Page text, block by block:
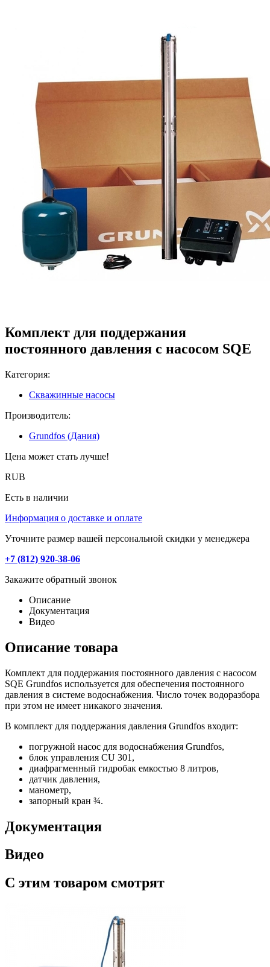
Комплект для поддержания
постоянного давления с насосом SQE
Категория:
Скважинные насосы
Производитель:
Grundfos (Дания)
Цена может стать лучше!
RUB
Есть в наличии
Информация о доставке и оплате
Уточните размер вашей персональной скидки у менеджера
+7 (812) 920-38-06
Закажите обратный звонок
Описание
Документация
Видео
Описание товара
Комплект для поддержания постоянного давления с насосом
SQE Grundfos используется для обеспечения постоянного
давления в системе водоснабжения. Число точек водоразбора
при этом не имеет никакого значения.
В комплект для поддержания давления Grundfos входит:
погружной насос для водоснабжения Grundfos,
блок управления CU 301,
диафрагменный гидробак емкостью 8 литров,
датчик давления,
манометр,
запорный кран ¾.
Документация
Видео
С этим товаром смотрят